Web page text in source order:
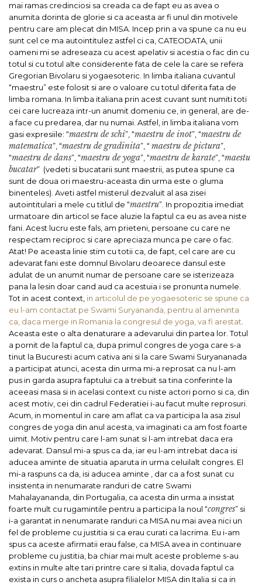
mai ramas credinciosi sa creada ca de fapt eu as avea o
anumita dorinta de glorie si ca aceasta ar fi unul din motivele
pentru care am plecat din MISA. Incep prin a va spune ca nu eu
sunt cel ce ma autointitulez astfel ci ca, CATEODATA, unii
oameni mi se adreseaza cu acest apelativ si acestia o fac din cu
totul si cu totul alte considerente fata de cele la care se refera
Gregorian Bivolaru si yogaesoteric. In limba italiana cuvantul
“maestru” este folosit si are o valoare cu totul diferita fata de
limba romana. In limba italiana prin acest cuvant sunt numiti toti
cei care lucreaza intr-un anumit domeniu ce, in general, are de-
a face cu predarea, dar nu numai. Astfel, in limba italiana vom
gasi expresiile: “maestru de schi”, “maestru de inot”, “maestru de
matematica”, “maestru de gradinita”, “ maestru de pictura”,
“maestru de dans”, “maestru de yoga”, “maestru de karate”, “maestu
bucatar” (vedeti si bucatarii sunt maestrii, as putea spune ca
sunt de doua ori maestru-aceasta din urma este o gluma
binenteles). Aveti astfel misterul dezvaluit al asa zisei
autointitulari a mele cu titlul de “maestru”. In propozitia imediat
urmatoare din articol se face aluzie la faptul ca eu as avea niste
fani. Acest lucru este fals, am prieteni, persoane cu care ne
respectam reciproc si care apreciaza munca pe care o fac.
Atat! Pe aceasta linie stim cu totii ca, de fapt, cel care are cu
adevarat fani este domnul Bivolaru deoarece dansul este
adulat de un anumit numar de persoane care se isterizeaza
pana la lesin doar cand aud ca acestuia i se pronunta numele.
Tot in acest context, in articolul de pe yogaesoteric se spune ca
eu l-am contactat pe Swami Suryananda, pentru al ameninta
ca, daca merge in Romania la congresul de yoga, va fi arestat.
Aceasta este o alta denaturare a adevarului din partea lor. Totul
a pornit de la faptul ca, dupa primul congres de yoga care s-a
tinut la Bucuresti acum cativa ani si la care Swami Suryananada
a participat atunci, acesta din urma mi-a reprosat ca nu l-am
pus in garda asupra faptului ca a trebuit sa tina conferinte la
aceeasi masa si in acelasi context cu niste actori porno si ca, din
acest motiv, cei din cadrul Federatiei i-au facut multe reprosuri.
Acum, in momentul in care am aflat ca va participa la asa zisul
congres de yoga din anul acesta, va imaginati ca am fost foarte
uimit. Motiv pentru care l-am sunat si l-am intrebat daca era
adevarat. Dansul mi-a spus ca da, iar eu l-am intrebat daca isi
aducea aminte de situatia aparuta in urma celuilalt congres. El
mi-a raspuns ca da, isi aducea aminte , dar ca a fost sunat cu
insistenta in nenumarate randuri de catre Swami
Mahalayananda, din Portugalia, ca acesta din urma a insistat
foarte mult cu rugamintile pentru a participa la noul “congres” si
i-a garantat in nenumarate randuri ca MISA nu mai avea nici un
fel de probleme cu justitia si ca erau curati ca lacrima. Eu i-am
spus ca aceste afirmatii erau false, ca MISA avea in continuare
probleme cu justitia, ba chiar mai mult aceste probleme s-au
extins in multe alte tari printre care si Italia, dovada faptul ca
exista in curs o ancheta asupra filialelor MISA din Italia si ca in